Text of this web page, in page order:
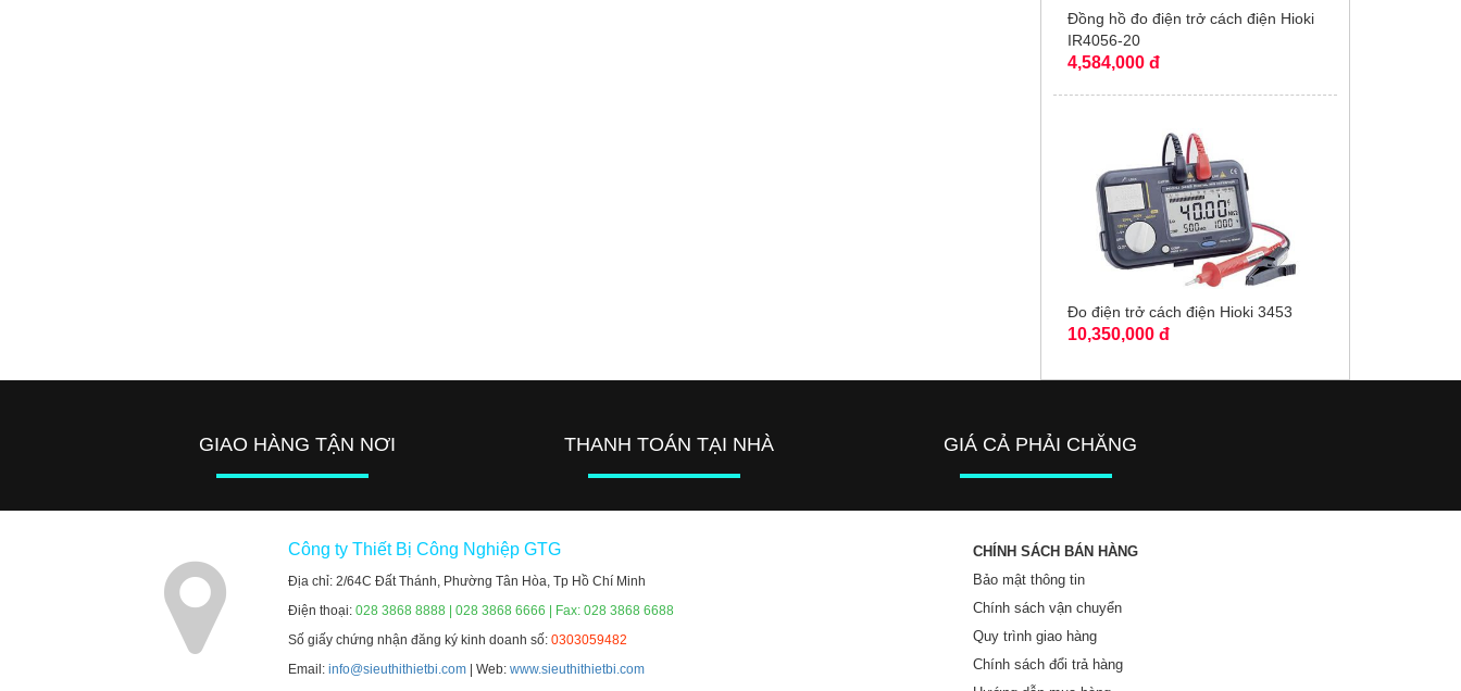
Đồng hồ đo điện trở cách điện Hioki
IR4056-20
4,584,000 đ
Đo điện trở cách điện Hioki 3453
10,350,000 đ
GIAO HÀNG TẬN NƠI THANH TOÁN TẠI NHÀ GIÁ CẢ PHẢI CHĂNG
Công ty Thiết Bị Công Nghiệp GTG
Địa chỉ: 2/64C Đất Thánh, Phường Tân Hòa, Tp Hồ Chí Minh
Điện thoại:028 3868 8888 | 028 3868 6666 | Fax: 028 3868 6688
Số giấy chứng nhận đăng ký kinh doanh số:0303059482
Email:info@sieuthithietbi.com | Web:www.sieuthithietbi.com
CHÍNH SÁCH BÁN HÀNG
Bảo mật thông tin
Chính sách vận chuyển
Quy trình giao hàng
Chính sách đổi trả hàng